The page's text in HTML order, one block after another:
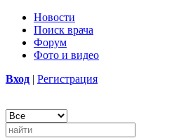
Новости
Поиск врача
Форум
Фото и видео
Вход | Регистрация